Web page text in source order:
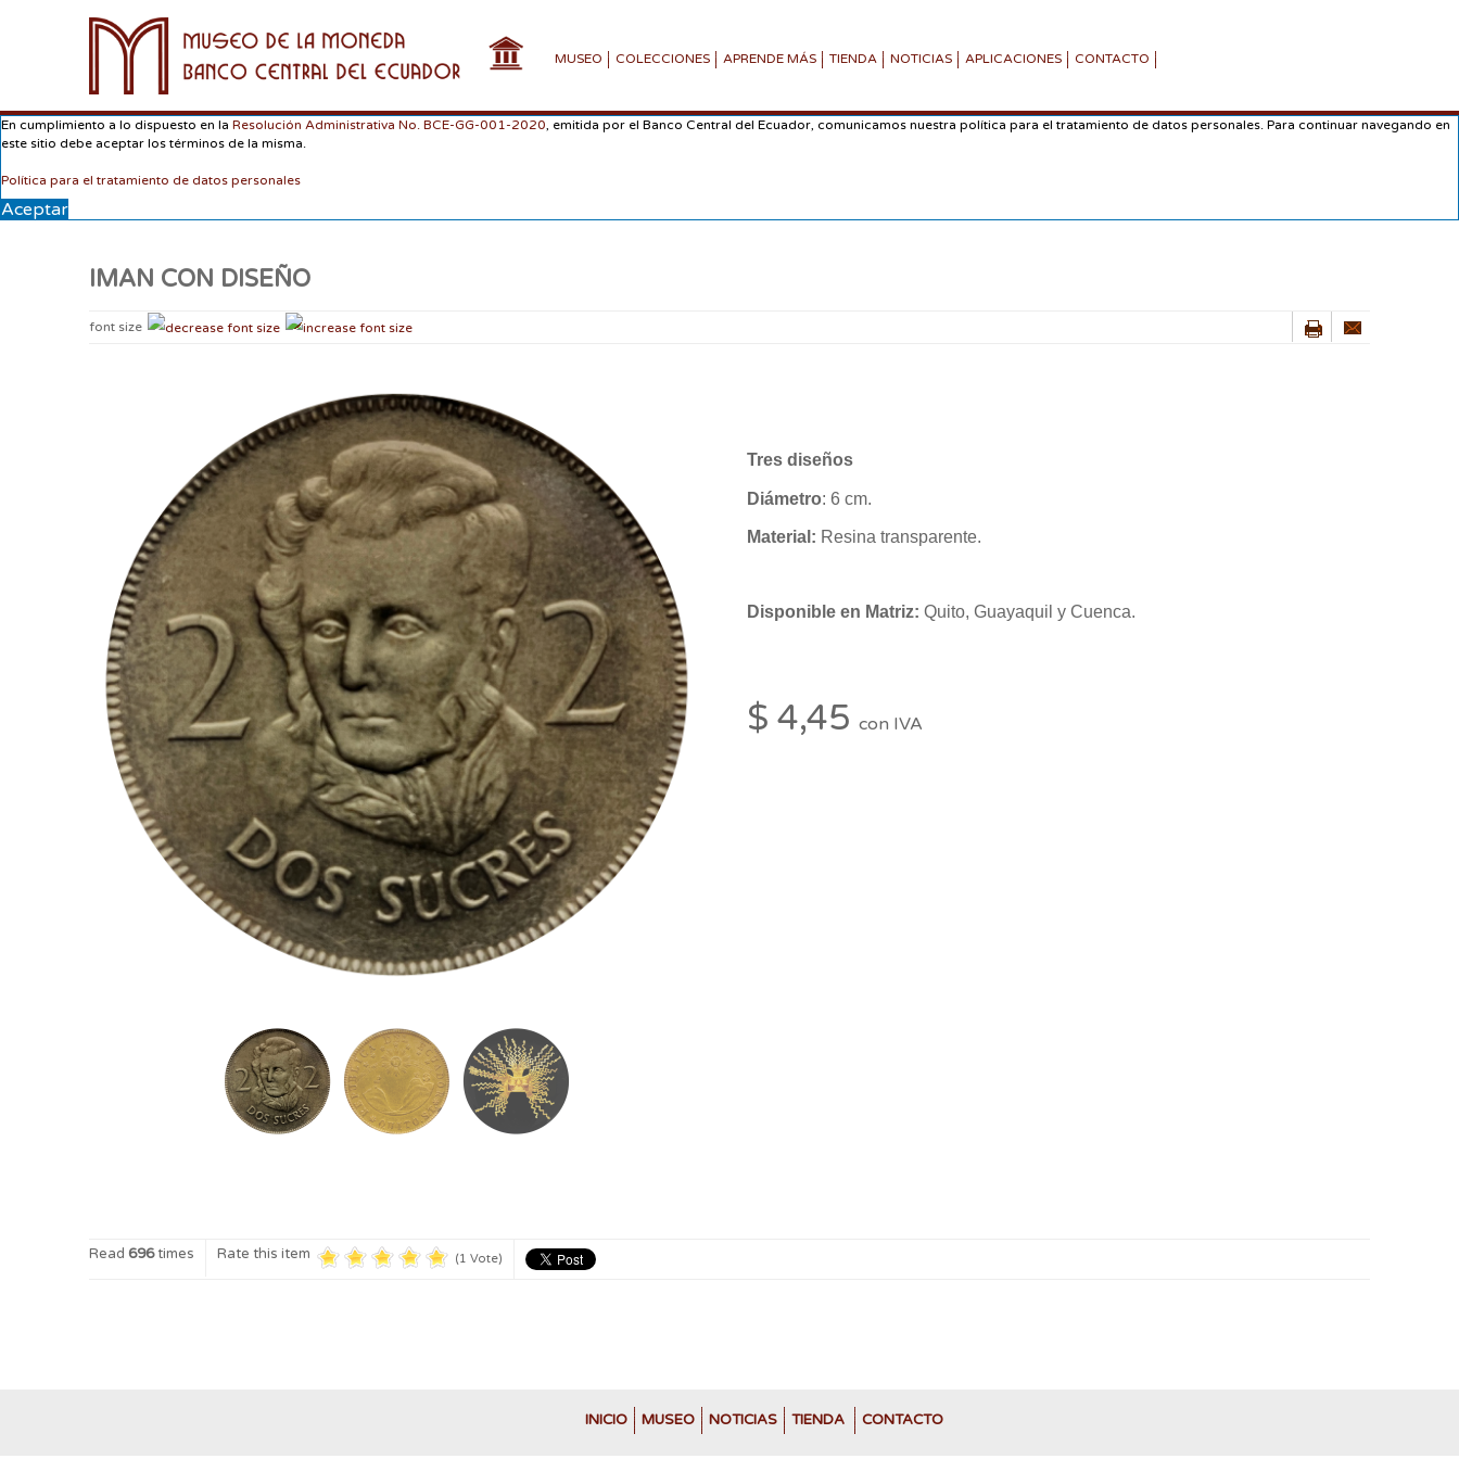
MUSEO COLECCIONES APRENDE MÁS TIENDA NOTICIAS APLICACIONES CONTACTO
En cumplimiento a lo dispuesto en la Resolución Administrativa No. BCE-GG-001-2020 , emitida por el Banco Central del Ecuador, comunicamos nuestra política para el tratamiento de datos personales. Para continuar navegando en
este sitio debe aceptar los términos de la misma.
Política para el tratamiento de datos personales
Aceptar
IMAN CON DISEÑO
font size
Tres diseños
Diámetro: 6 cm.
Material: Resina transparente.
Disponible en Matriz: Quito, Guayaquil y Cuenca.
$ 4,45 con IVA
Read 696times Rate this item (1 Vote)
INICIO MUSEO NOTICIAS TIENDA CONTACTO